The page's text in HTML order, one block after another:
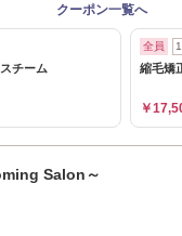
クーポン一覧へ
スチーム
全員
縮毛矯
￥
Salon～